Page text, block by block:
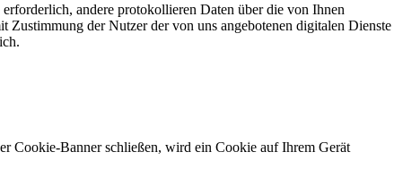
andere protokollieren Daten über die von Ihnen
Zustimmung der Nutzer der von uns angebotenen digitalen Dienste
Cookie-Banner schließen, wird ein Cookie auf Ihrem Gerät